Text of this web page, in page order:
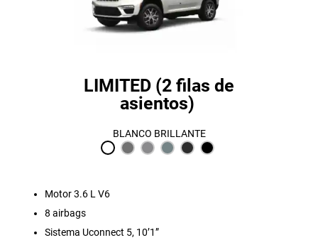
LIMITED (2 filas de
asientos)
BLANCO BRILLANTE
Motor 3.6 L V6
8 airbags
Sistema Uconnect 5, 10’1”